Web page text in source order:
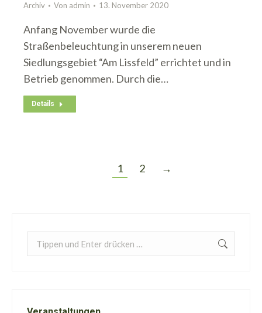
Archiv Von admin 13. November 2020
Anfang November wurde die
Straßenbeleuchtung in unserem neuen
Siedlungsgebiet “Am Lissfeld” errichtet und in
Betrieb genommen. Durch die…
Details
1 2 →
Search: